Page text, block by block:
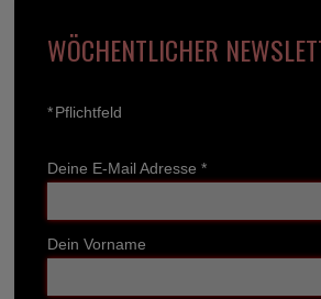
WÖCHENTLICHER
*Pflichtfeld
Deine E-Mail Adresse *
Dein Vorname